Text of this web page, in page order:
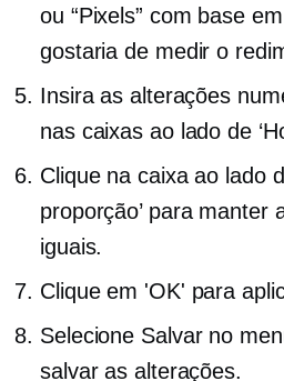
ou “Pixels” com base
gostaria de medir o
Insira as alterações
nas caixas ao lado de
Clique na caixa ao lado
proporção’ para manter
iguais.
Clique em 'OK' para
Selecione Salvar no
salvar as alterações.